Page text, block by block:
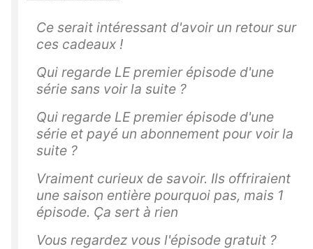
Ce serait intéressant d'avoir un retour sur
ces cadeaux !
Qui regarde LE premier épisode d'une
série sans voir la suite ?
Qui regarde LE premier épisode d'une
série et payé un abonnement pour voir la
suite ?
Vraiment curieux de savoir. Ils offriraient
une saison entière pourquoi pas, mais 1
épisode. Ça sert à rien
Vous regardez vous l'épisode gratuit ?